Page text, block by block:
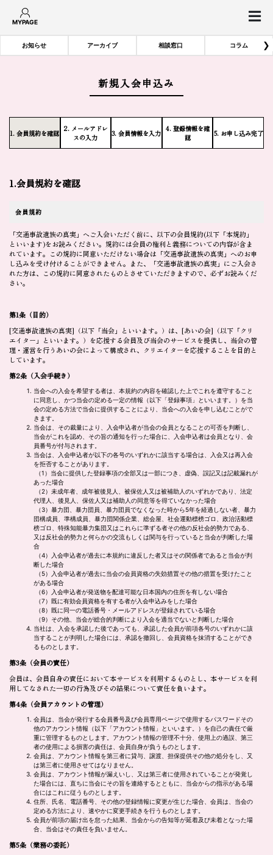
MYPAGE
お知らせ アーカイブ 相談窓口 コラム ❯
新規入会申込み
1. 会員規約を確認 2. メールアドレ
スの入力
3. 会員情報を入力 4. 登録情報を確
認
5. お申し込み完了
1.会員規約を確認
会員規約
「交通事故遺族の真実」へご入会いただく前に、以下の会員規約(以下「本規約」
といいます)をお読みください。規約には会員の権利と義務についての内容が含ま
れています。この規約に同意いただけない場合は「交通事故遺族の真実」へのお申
し込みを受け付けることができません。また、「交通事故遺族の真実」にご入会さ
れた方は、この規約に同意されたものとさせていただきますので、必ずお読みくだ
さい。
第1条（目的）
[交通事故遺族の真実]（以下「当会」といいます。）は、[あいの会]（以下「クリ
エイター」といいます。）を応援する会員及び当会のサービスを提供し、当会の管
理・運営を行うあいの会によって構成され、クリエイターを応援することを目的と
しています。
第2条（入会手続き）
当会への入会を希望する者は、本規約の内容を確認した上でこれを遵守すること
に同意し、かつ当会の定める一定の情報（以下「登録事項」といいます。）を当
会の定める方法で当会に提供することにより、当会への入会を申し込むことがで
きます。
当会は、その裁量により、入会申込者が当会の会員となることの可否を判断し、
当会がこれを認め、その旨の通知を行った場合に、入会申込者は会員となり、会
員番号が付与されます。
当会は、入会申込者が以下の各号のいずれかに該当する場合は、入会又は再入会
を拒否することがあります。
（1）当会に提供した登録事項の全部又は一部につき、虚偽、誤記又は記載漏れが
あった場合
（2）未成年者、成年被後見人、被保佐人又は被補助人のいずれかであり、法定
代理人、後見人、保佐人又は補助人の同意等を得ていなかった場合
（3）暴力団、暴力団員、暴力団員でなくなった時から5年を経過しない者、暴力
団構成員、準構成員、暴力団関係企業、総会屋、社会運動標榜ゴロ、政治活動標
榜ゴロ、特殊知能暴力集団又はこれらに準ずる者その他の反社会的勢力である、
又は反社会的勢力と何らかの交流もしくは関与を行っていると当会が判断した場
合
（4）入会申込者が過去に本規約に違反した者又はその関係者であると当会が判
断した場合
（5）入会申込者が過去に当会の会員資格の失効措置その他の措置を受けたこと
がある場合
（6）入会申込者が発送物を配達可能な日本国内の住所を有しない場合
（7）既に有効会員資格を有する者が入会申込みをした場合
（8）既に同一の電話番号・メールアドレスが登録されている場合
（9）その他、当会が総合的判断により入会を適当でないと判断した場合
当社は、入会を承認した後であっても、承認した会員が前項各号のいずれかに該
当することが判明した場合には、承認を撤回し、会員資格を抹消することができ
るものとします。
第3条（会員の責任）
会員は、会員自身の責任において本サービスを利用するものとし、本サービスを利
用してなされた一切の行為及びその結果について責任を負います。
第4条 （会員アカウントの管理）
会員は、当会が発行する会員番号及び会員専用ページで使用するパスワードその
他のアカウント情報（以下「アカウント情報」といいます。）を自己の責任で厳
重に管理するものとします。アカウント情報の管理不十分、使用上の過誤、第三
者の使用による損害の責任は、会員自身が負うものとします。
会員は、アカウント情報を第三者に貸与、譲渡、担保提供その他の処分をし、又
は第三者に使用させてはなりません。
会員は、アカウント情報が漏えいし、又は第三者に使用されていることが発覚し
た場合には、直ちに当会にその旨を連絡するとともに、当会からの指示がある場
合にはこれに従うものとします。
住所、氏名、電話番号、その他の登録情報に変更が生じた場合、会員は、当会の
定める方法により、速やかに変更手続きを行うものとします。
会員が前項の届け出を怠った結果、当会からの告知等が延着及び未着となった場
合、当会はその責任を負いません。
第5条（業務の委託）